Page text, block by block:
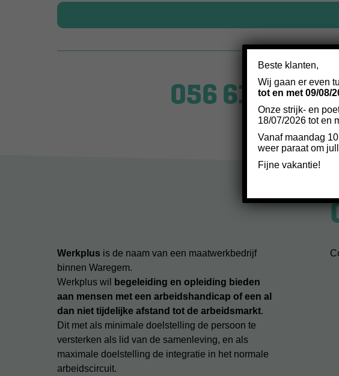
056 61 34 38
Werkplus is de naam van een maatwerkbedrijf
binnen Waregem.
Werkplus wil
begeleiding en opleiding bieden
aan mensen met een arbeidshandicap of een al
dan niet tijdelijke afstand tot de arbeidsmarkt.
Dit met als minimale doelstelling de persoon te
versterken als lid van de samenleving, en als
maximale doelstelling de integratie in het normale
arbeidscircuit.
Beste klanten,
Wij gaan er even
tot en met 09/08/
Onze strijk- en
18/07/2026 tot en
Vanaf maandag
weer paraat om
Fijne vakantie!